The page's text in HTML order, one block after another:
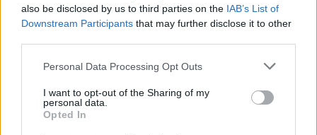
also be disclosed by us to third parties on the IAB’s List of
Downstream Participants that may further disclose it to other
Personal Data Processing Opt Outs
I want to opt-out of the Sharing of my
personal data.
Opted In
Pedig szóltam… – Miért nem hiszünk a
A legidegesítőbb kifejezések laza